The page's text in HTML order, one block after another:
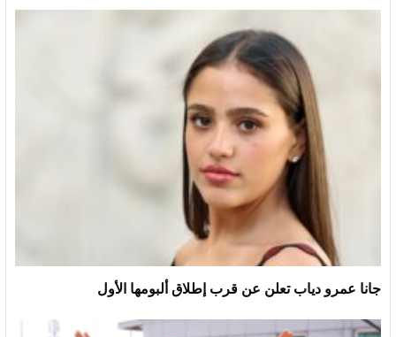
جانا عمرو دياب تعلن عن قرب إطلاق ألبومها الأول